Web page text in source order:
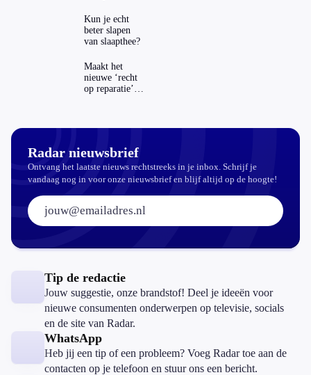
ING-app: is dat
wel veilig?
Kun je echt
beter slapen
van slaapthee?
Maakt het
nieuwe ‘recht
op reparatie’
Radar nieuwsbrief
Ontvang het laatste nieuws rechtstreeks in je inbox. Schrijf je
vandaag nog in voor onze nieuwsbrief en blijf altijd op de hoogte!
E-mailadres:
Tip de redactie
Jouw suggestie, onze brandstof! Deel je ideeën voor
nieuwe consumenten onderwerpen op televisie, socials
en de site van Radar.
WhatsApp
Heb jij een tip of een probleem? Voeg Radar toe aan de
contacten op je telefoon en stuur ons een bericht.